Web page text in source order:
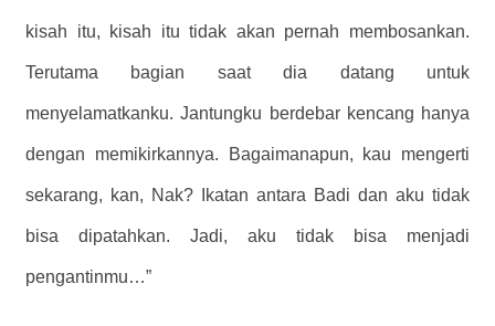
kisah itu, kisah itu tidak akan pernah membosankan.
Terutama bagian saat dia datang untuk
menyelamatkanku. Jantungku berdebar kencang hanya
dengan memikirkannya. Bagaimanapun, kau mengerti
sekarang, kan, Nak? Ikatan antara Badi dan aku tidak
bisa dipatahkan. Jadi, aku tidak bisa menjadi
pengantinmu…”